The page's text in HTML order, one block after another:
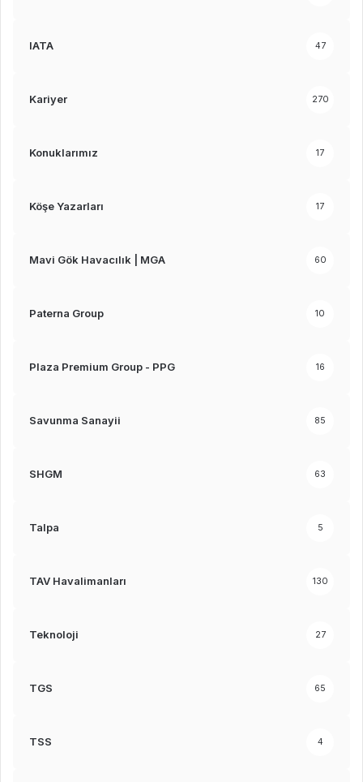
IATA 47
Kariyer 270
Konuklarımız 17
Köşe Yazarları 17
Mavi Gök Havacılık | MGA 60
Paterna Group 10
Plaza Premium Group - PPG 16
Savunma Sanayii 85
SHGM 63
Talpa 5
TAV Havalimanları 130
Teknoloji 27
TGS 65
TSS 4